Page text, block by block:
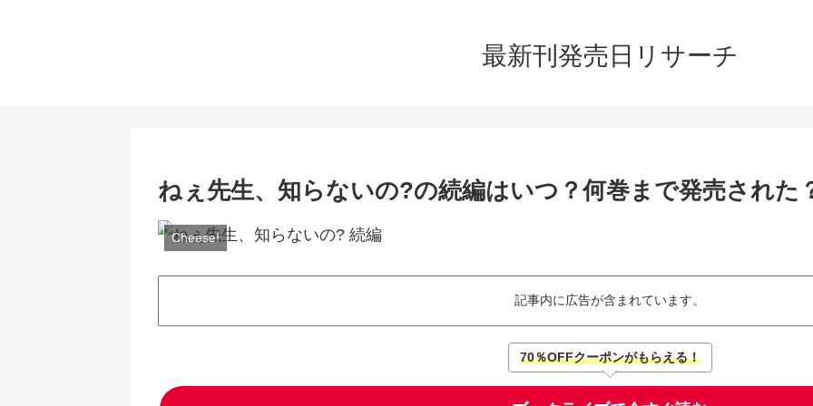
最新刊発売日リサーチ
ねぇ先生、知らないの?の続編はいつ？何巻まで発売された
Cheese!
記事内に広告が含まれています。
70％OFFクーポンがもらえる！